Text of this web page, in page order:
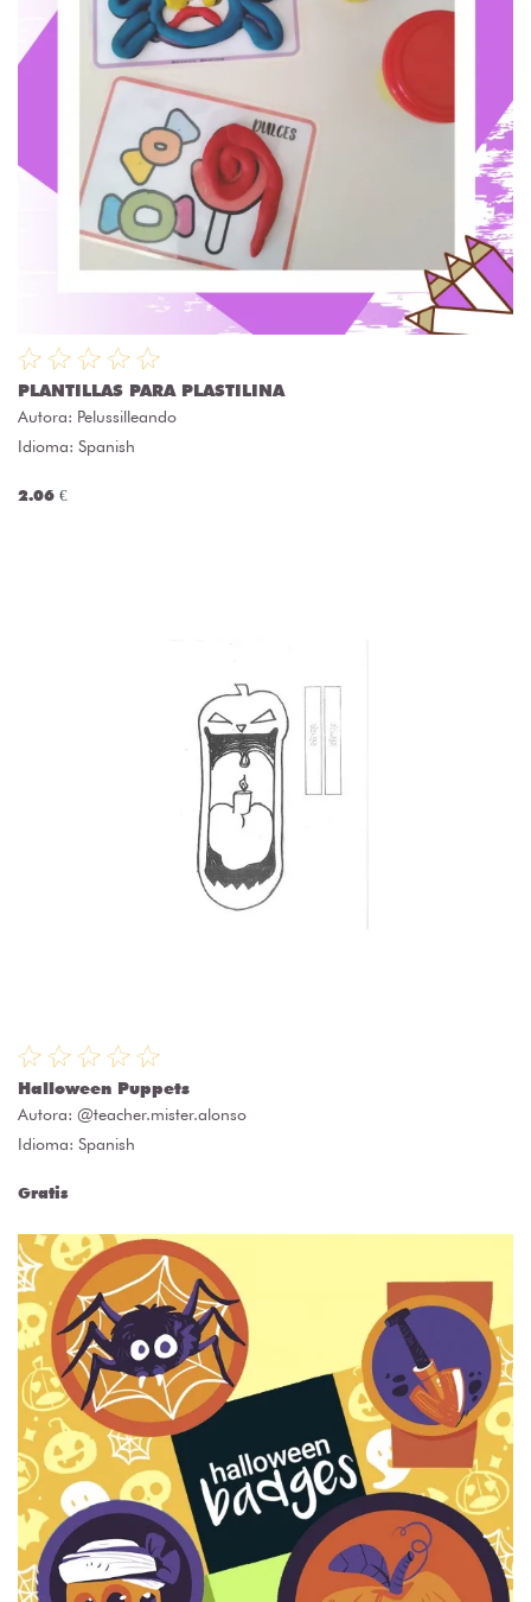
PLANTILLAS PARA PLASTILINA
Autora: Pelussilleando
Idioma: Spanish
2.06 €
Halloween Puppets
Autora: @teacher.mister.alonso
Idioma: Spanish
Gratis